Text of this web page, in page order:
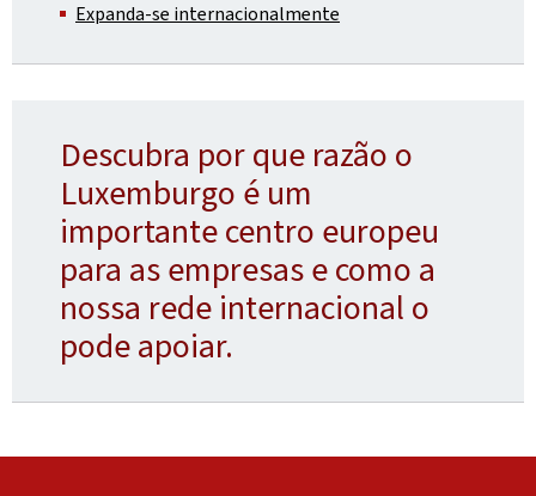
Expanda-se internacionalmente
Descubra por que razão o
Luxemburgo é um
importante centro europeu
para as empresas e como a
nossa rede internacional o
pode apoiar.